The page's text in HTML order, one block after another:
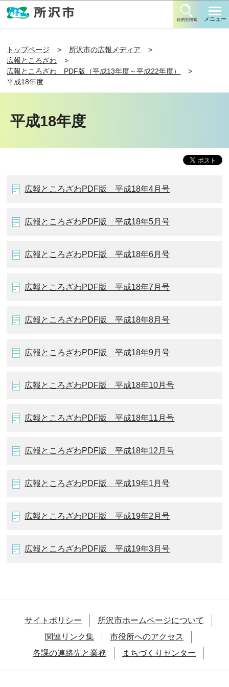
目的別検索 メニュー
トップページ
所沢市の広報メディア
広報ところざわ
広報ところざわ PDF版（平成13年度～平成22年度）
平成18年度
平成18年度
広報ところざわPDF版 平成18年4月号
広報ところざわPDF版 平成18年5月号
広報ところざわPDF版 平成18年6月号
広報ところざわPDF版 平成18年7月号
広報ところざわPDF版 平成18年8月号
広報ところざわPDF版 平成18年9月号
広報ところざわPDF版 平成18年10月号
広報ところざわPDF版 平成18年11月号
広報ところざわPDF版 平成18年12月号
広報ところざわPDF版 平成19年1月号
広報ところざわPDF版 平成19年2月号
広報ところざわPDF版 平成19年3月号
サイトポリシー
所沢市ホームページについて
関連リンク集
市役所へのアクセス
各課の連絡先と業務
まちづくりセンター